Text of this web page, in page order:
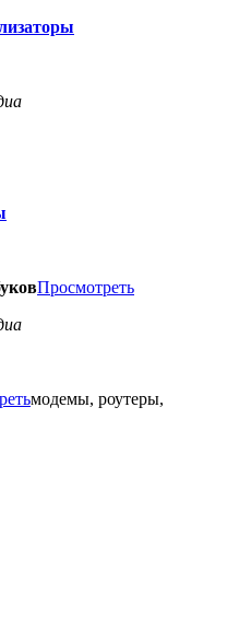
Просмотреть
модемы, роутеры,